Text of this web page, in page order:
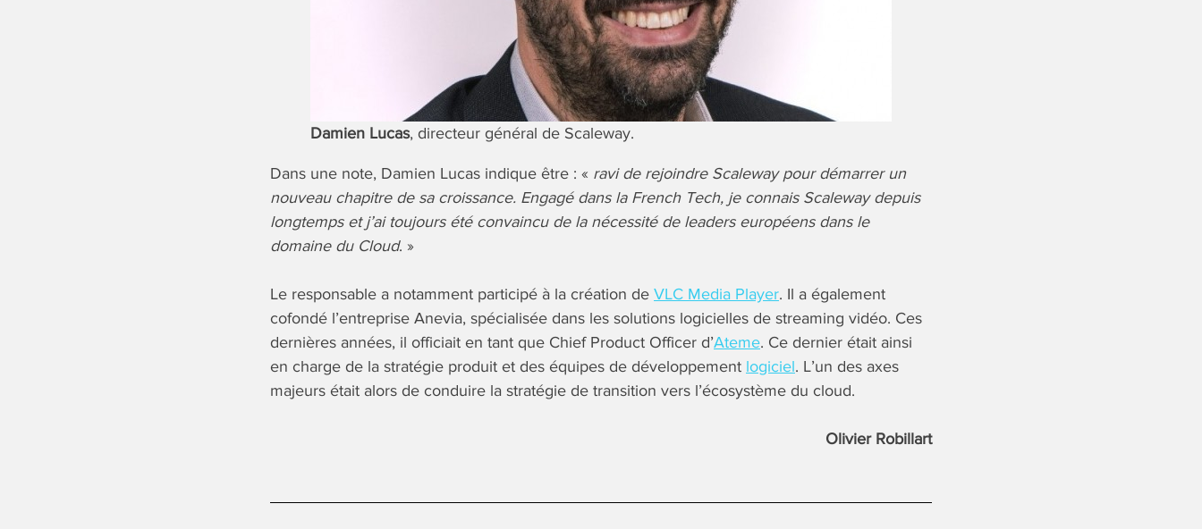
Damien Lucas, directeur général de Scaleway.
Dans une note, Damien Lucas indique être : « ravi de rejoindre Scaleway pour démarrer un
nouveau chapitre de sa croissance. Engagé dans la French Tech, je connais Scaleway depuis
longtemps et j’ai toujours été convaincu de la nécessité de leaders européens dans le
domaine du Cloud. »
Le responsable a notamment participé à la création de VLC Media Player. Il a également
cofondé l’entreprise Anevia, spécialisée dans les solutions logicielles de streaming vidéo. Ces
dernières années, il officiait en tant que Chief Product Officer d’Ateme. Ce dernier était ainsi
en charge de la stratégie produit et des équipes de développement logiciel. L’un des axes
majeurs était alors de conduire la stratégie de transition vers l’écosystème du cloud.
Olivier Robillart